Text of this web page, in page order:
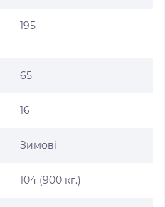
195
65
16
Зимові
104 (900 кг.)